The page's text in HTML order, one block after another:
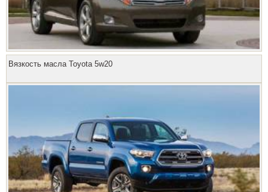
Вязкость масла Toyota 5w20